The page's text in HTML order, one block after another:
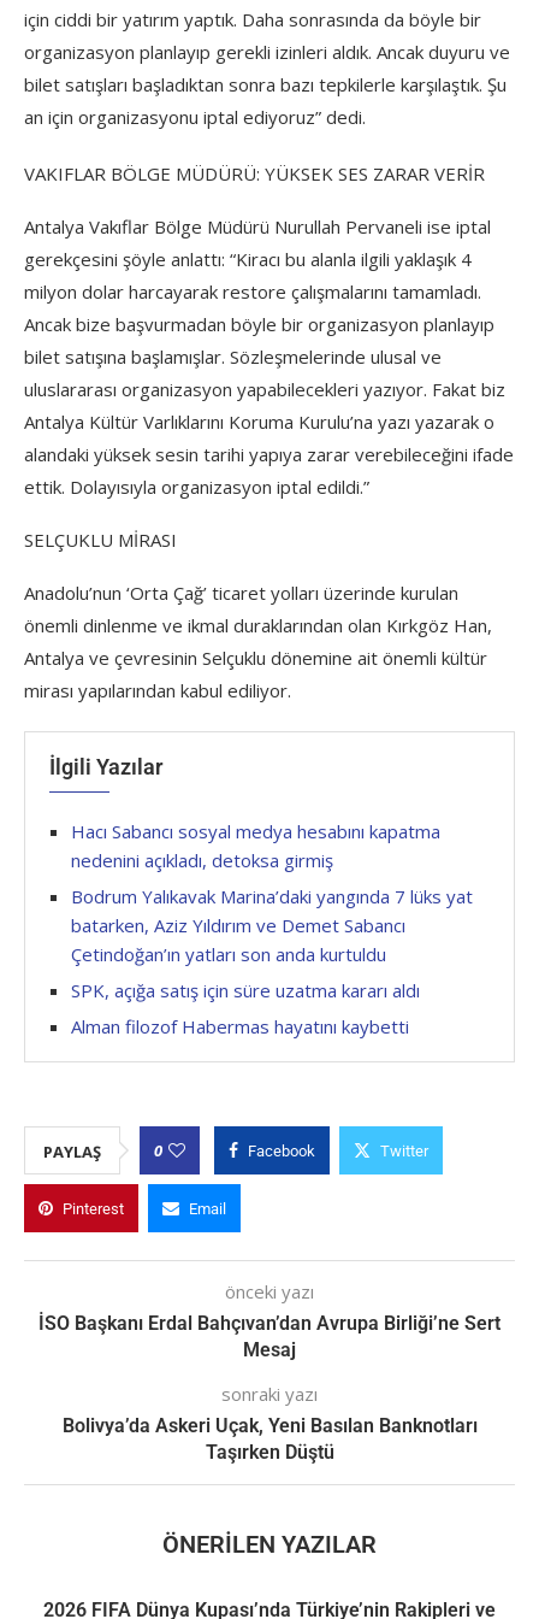
için ciddi bir yatırım yaptık. Daha sonrasında da böyle bir
organizasyon planlayıp gerekli izinleri aldık. Ancak duyuru ve
bilet satışları başladıktan sonra bazı tepkilerle karşılaştık. Şu
an için organizasyonu iptal ediyoruz” dedi.
VAKIFLAR BÖLGE MÜDÜRÜ: YÜKSEK SES ZARAR VERİR
Antalya Vakıflar Bölge Müdürü Nurullah Pervaneli ise iptal
gerekçesini şöyle anlattı: “Kiracı bu alanla ilgili yaklaşık 4
milyon dolar harcayarak restore çalışmalarını tamamladı.
Ancak bize başvurmadan böyle bir organizasyon planlayıp
bilet satışına başlamışlar. Sözleşmelerinde ulusal ve
uluslararası organizasyon yapabilecekleri yazıyor. Fakat biz
Antalya Kültür Varlıklarını Koruma Kurulu’na yazı yazarak o
alandaki yüksek sesin tarihi yapıya zarar verebileceğini ifade
ettik. Dolayısıyla organizasyon iptal edildi.”
SELÇUKLU MİRASI
Anadolu’nun ‘Orta Çağ’ ticaret yolları üzerinde kurulan
önemli dinlenme ve ikmal duraklarından olan Kırkgöz Han,
Antalya ve çevresinin Selçuklu dönemine ait önemli kültür
mirası yapılarından kabul ediliyor.
İlgili Yazılar
Hacı Sabancı sosyal medya hesabını kapatma
nedenini açıkladı, detoksa girmiş
Bodrum Yalıkavak Marina’daki yangında 7 lüks yat
batarken, Aziz Yıldırım ve Demet Sabancı
Çetindoğan’ın yatları son anda kurtuldu
SPK, açığa satış için süre uzatma kararı aldı
Alman filozof Habermas hayatını kaybetti
PAYLAŞ 0 Facebook Twitter
Pinterest Email
önceki yazı
İSO Başkanı Erdal Bahçıvan’dan Avrupa Birliği’ne Sert
Mesaj
sonraki yazı
Bolivya’da Askeri Uçak, Yeni Basılan Banknotları
Taşırken Düştü
ÖNERILEN YAZILAR
2026 FIFA Dünya Kupası’nda Türkiye’nin Rakipleri ve